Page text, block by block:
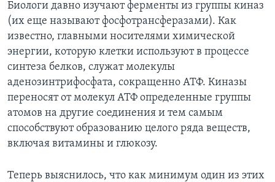
Биологи давно изучают ферменты из группы киназ
(их еще называют фосфотрансферазами). Как
известно, главными носителями химической
энергии, которую клетки используют в процессе
синтеза белков, служат молекулы
аденозинтрифосфата, сокращенно АТФ. Киназы
переносят от молекул АТФ определенные группы
атомов на другие соединения и тем самым
способствуют образованию целого ряда веществ,
включая витамины и глюкозу.
Теперь выяснилось, что как минимум один из этих